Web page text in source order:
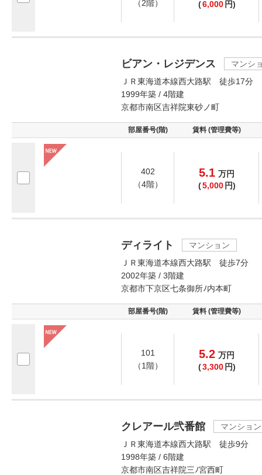
（2階） (6,000 円)
ビアン・レジデンス
マンシ
ＪＲ東海道本線西大路駅 徒歩17分
1999年築 / 4階建
京都市南区吉祥院東砂ノ町
部屋番号(階) 賃料 (管理費等)
402
（4階）
5.1 万円
(5,000 円)
ディライト
マンション
ＪＲ東海道本線西大路駅 徒歩7分
2002年築 / 3階建
京都市下京区七条御所ﾉ内本町
部屋番号(階) 賃料 (管理費等)
101
（1階）
5.2 万円
(3,300 円)
クレアール弐番館
マンション
ＪＲ東海道本線西大路駅 徒歩9分
1998年築 / 6階建
京都市南区吉祥院三ﾉ宮西町